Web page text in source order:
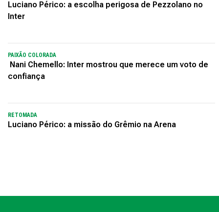
Luciano Périco: a escolha perigosa de Pezzolano no
Inter
PAIXÃO COLORADA
Nani Chemello: Inter mostrou que merece um voto de
confiança
RETOMADA
Luciano Périco: a missão do Grêmio na Arena